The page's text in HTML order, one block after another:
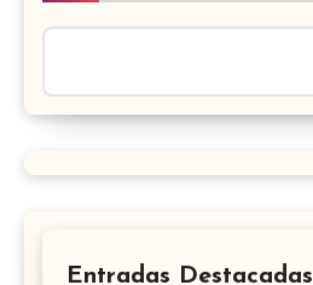
Entradas Destacadas